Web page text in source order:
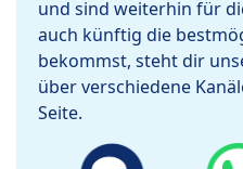
und sind weiterhin für
auch künftig die
bekommst, steht dir
über verschiedene
Seite.